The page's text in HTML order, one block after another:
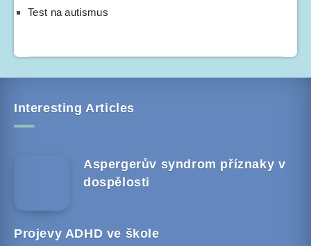
Test na autismus
Interesting Articles
Aspergerův syndrom příznaky v
dospělosti
Projevy ADHD ve škole